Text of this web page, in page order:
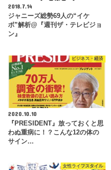
2018.7.14
ジャニーズ総勢69人の“イケ
ボ”解析@『週刊ザ・テレビジョ
ン』
ビジネス・経済
2020.10.10
『PRESIDENT』放っておくと思
わぬ重病に！？こんな12の体の
サイン…
女性ライフスタイル